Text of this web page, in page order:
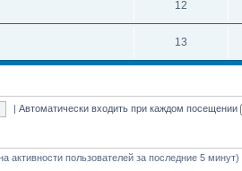
12
13
|Автоматически входить при каждом посещении
активности пользователей за последние 5 минут)